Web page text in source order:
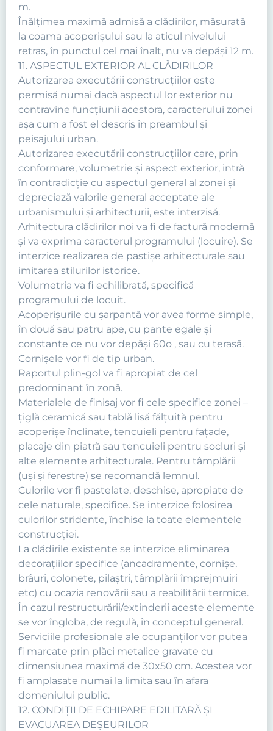
m.
Înălţimea maximă admisă a clădirilor, măsurată
la coama acoperişului sau la aticul nivelului
retras, în punctul cel mai înalt, nu va depăşi 12 m.
11. ASPECTUL EXTERIOR AL CLĂDIRILOR
Autorizarea executării construcţiilor este
permisă numai dacă aspectul lor exterior nu
contravine funcţiunii acestora, caracterului zonei
aşa cum a fost el descris în preambul şi
peisajului urban.
Autorizarea executării construcţiilor care, prin
conformare, volumetrie şi aspect exterior, intră
în contradicţie cu aspectul general al zonei şi
depreciază valorile general acceptate ale
urbanismului şi arhitecturii, este interzisă.
Arhitectura clădirilor noi va fi de factură modernă
şi va exprima caracterul programului (locuire). Se
interzice realizarea de pastişe arhitecturale sau
imitarea stilurilor istorice.
Volumetria va fi echilibrată, specifică
programului de locuit.
Acoperişurile cu şarpantă vor avea forme simple,
în două sau patru ape, cu pante egale şi
constante ce nu vor depăşi 60o , sau cu terasă.
Cornişele vor fi de tip urban.
Raportul plin-gol va fi apropiat de cel
predominant în zonă.
Materialele de finisaj vor fi cele specifice zonei –
ţiglă ceramică sau tablă lisă fălţuită pentru
acoperişe înclinate, tencuieli pentru faţade,
placaje din piatră sau tencuieli pentru socluri şi
alte elemente arhitecturale. Pentru tâmplării
(uşi şi ferestre) se recomandă lemnul.
Culorile vor fi pastelate, deschise, apropiate de
cele naturale, specifice. Se interzice folosirea
culorilor stridente, închise la toate elementele
construcţiei.
La clădirile existente se interzice eliminarea
decoraţiilor specifice (ancadramente, cornişe,
brâuri, colonete, pilaştri, tâmplării împrejmuiri
etc) cu ocazia renovării sau a reabilitării termice.
În cazul restructurării/extinderii aceste elemente
se vor îngloba, de regulă, în conceptul general.
Serviciile profesionale ale ocupanţilor vor putea
fi marcate prin plăci metalice gravate cu
dimensiunea maximă de 30x50 cm. Acestea vor
fi amplasate numai la limita sau în afara
domeniului public.
12. CONDIŢII DE ECHIPARE EDILITARĂ ŞI
EVACUAREA DEŞEURILOR